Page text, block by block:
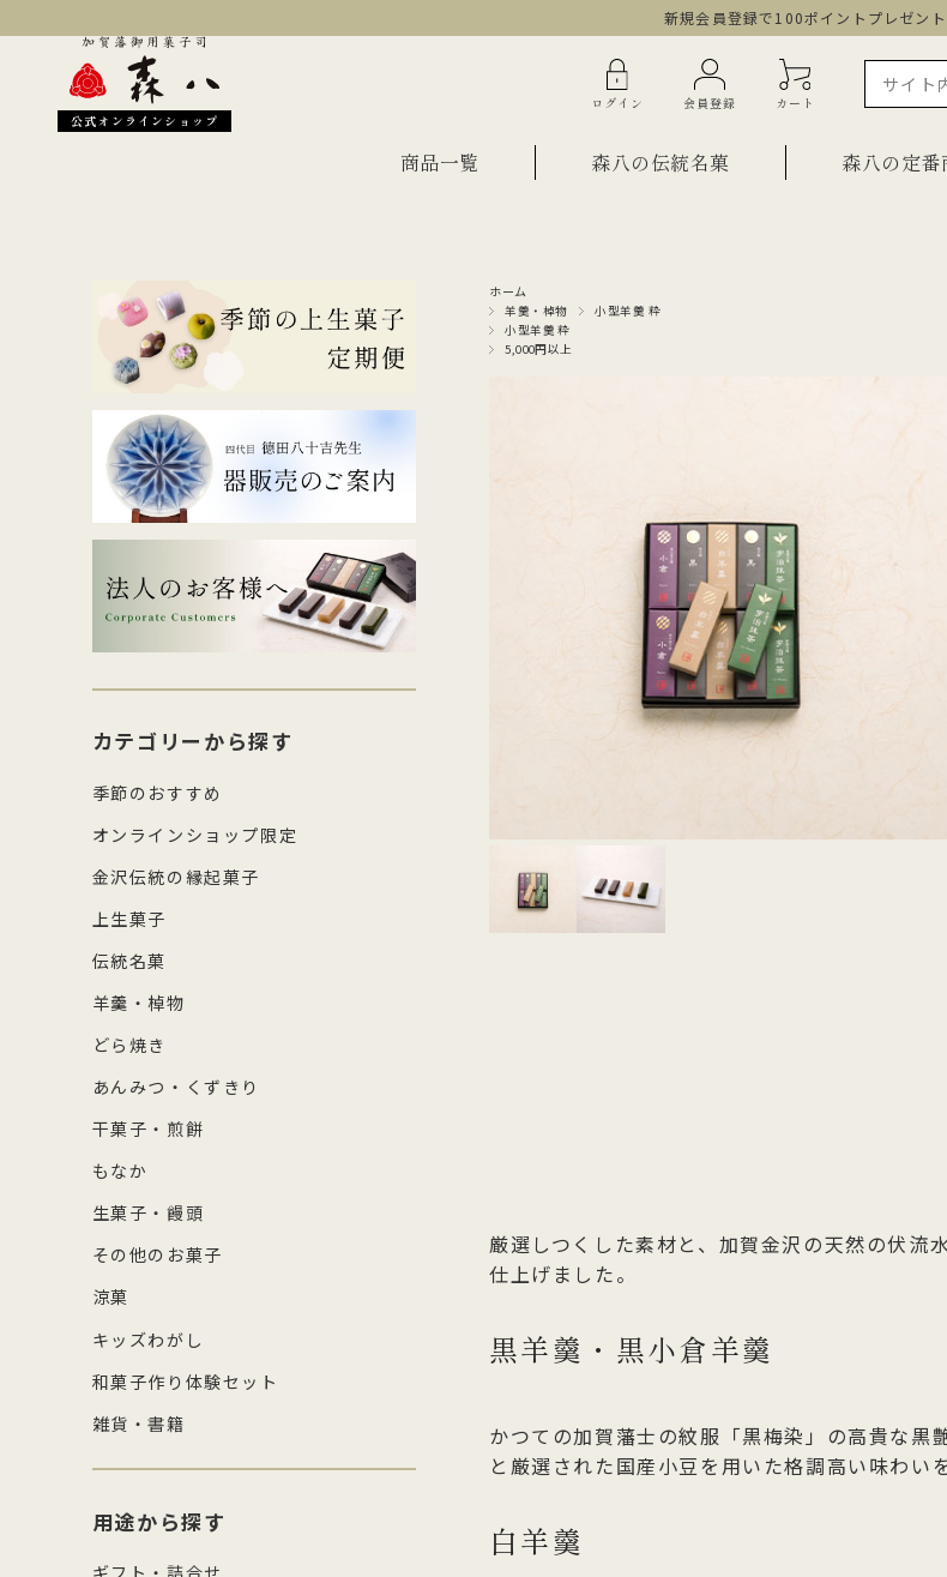
新規会員登録で100ポイントプレゼント
公式オンラインショップ
ログイン 会員登録 カート
商品一覧
季節のおすすめ
オンラインショップ限定商品
金沢伝統の縁起菓子
上生菓子
伝統名菓
どら焼き
生菓子・饅頭
その他のお菓子
涼菓
和菓子作り体験セット
ご法要・
森八エ
メッセー
森八の伝統名菓
長生殿
四百年間かわらぬ製法を守り続け日
本三名菓の随一と称えられておりま
す。
千歳
コクのあるこし餡を飴炊きのコシの
強い求肥で包み上げ、紅白の和三盆
糖を贅沢にまぶした森八の代表名
純度の高い氷砂
森八の定番
蛇玉もなか
森八の商標「蛇玉」を形にした、香
ばしい加賀のもなか種としっとりと
したこし餡が魅力
もち皮どら焼き 宝達
しっとりとしたもち皮に良質な国内
産小豆のつぶあんを包み込んだ人気
お召上がりやす
ギフト・詰合せ ご自宅用・少量セット
ホーム
羊羹・棹物
小型羊羹 粋
小型羊羹 粋
5,000円以上
厳選しつくした素材と、加賀金沢の天然の伏流
仕上げました。
黒羊羹・黒小倉羊羹
かつての加賀藩士の紋服「黒梅染」の高貴な
と厳選された国産小豆を用いた格調高い味わい
白羊羹
カテゴリーから探す
季節のおすすめ
オンラインショップ限定
金沢伝統の縁起菓子
上生菓子
伝統名菓
羊羹・棹物
どら焼き
あんみつ・くずきり
干菓子・煎餅
もなか
生菓子・饅頭
その他のお菓子
涼菓
キッズわがし
和菓子作り体験セット
雑貨・書籍
用途から探す